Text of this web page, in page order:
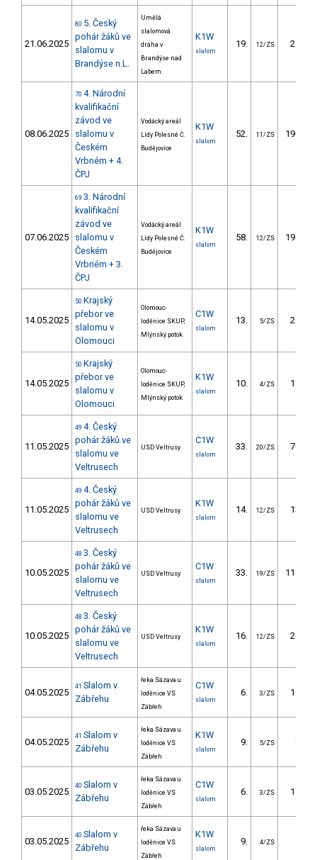
21.06.2025
80 5. Český
pohár žáků ve
slalomu v
Brandýse n.L.
Umělá
slalomová
dráha v
Brandýse nad
Labem.
K1W
slalom
19. 12/ZS 29.66
08.06.2025
70 4. Národní
kvalifikační
závod ve
slalomu v
Českém
Vrbném + 4.
ČPJ
Vodácký areál
Lídy Polesné Č.
Budějovice
K1W
slalom
52. 11/ZS 190.20
07.06.2025
69 3. Národní
kvalifikační
závod ve
slalomu v
Českém
Vrbném + 3.
ČPJ
Vodácký areál
Lídy Polesné Č.
Budějovice
K1W
slalom
58. 12/ZS 197.66
14.05.2025
50 Krajský
přebor ve
slalomu v
Olomouci
Olomouc-
loděnice SKUP,
Mlýnský potok
C1W
slalom
13. 5/ZS 29.30
14.05.2025
50 Krajský
přebor ve
slalomu v
Olomouci
Olomouc-
loděnice SKUP,
Mlýnský potok
K1W
slalom
10. 4/ZS 17.90
11.05.2025
49 4. Český
pohár žáků ve
slalomu ve
Veltrusech
USD Veltrusy
C1W
slalom
33. 20/ZS 70.83
11.05.2025
49 4. Český
pohár žáků ve
slalomu ve
Veltrusech
USD Veltrusy
K1W
slalom
14. 12/ZS 13.74
10.05.2025
48 3. Český
pohár žáků ve
slalomu ve
Veltrusech
USD Veltrusy
C1W
slalom
33. 19/ZS 116.43
10.05.2025
48 3. Český
pohár žáků ve
slalomu ve
Veltrusech
USD Veltrusy
K1W
slalom
16. 12/ZS 20.82
04.05.2025
41 Slalom v
Zábřehu
řeka Sázava u
loděnice VS
Zábřeh
C1W
slalom
6. 3/ZS 18.70
04.05.2025
41 Slalom v
Zábřehu
řeka Sázava u
loděnice VS
Zábřeh
K1W
slalom
9. 5/ZS 6.20
03.05.2025
40 Slalom v
Zábřehu
řeka Sázava u
loděnice VS
Zábřeh
C1W
slalom
6. 3/ZS 17.10
03.05.2025
40 Slalom v
Zábřehu
řeka Sázava u
loděnice VS
Zábřeh
K1W
slalom
9. 4/ZS 9.20